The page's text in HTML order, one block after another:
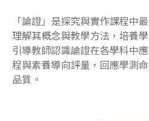
「論證」是探究與實作課程中
理解其概念與教學方法，培養
引導教師認識論證在各學科中
程與素養導向評量，回應學測
品質。